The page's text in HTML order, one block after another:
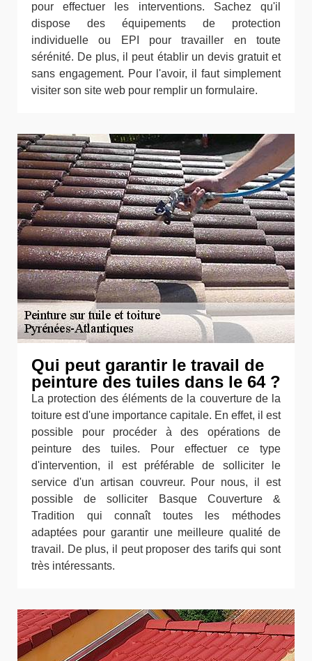
pour effectuer les interventions. Sachez qu'il
dispose des équipements de protection
individuelle ou EPI pour travailler en toute
sérénité. De plus, il peut établir un devis gratuit et
sans engagement. Pour l'avoir, il faut simplement
visiter son site web pour remplir un formulaire.
Qui peut garantir le travail de
peinture des tuiles dans le 64 ?
La protection des éléments de la couverture de la
toiture est d'une importance capitale. En effet, il est
possible pour procéder à des opérations de
peinture des tuiles. Pour effectuer ce type
d'intervention, il est préférable de solliciter le
service d'un artisan couvreur. Pour nous, il est
possible de solliciter Basque Couverture &
Tradition qui connaît toutes les méthodes
adaptées pour garantir une meilleure qualité de
travail. De plus, il peut proposer des tarifs qui sont
très intéressants.